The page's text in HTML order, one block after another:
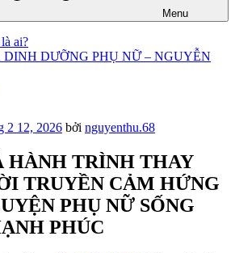
Menu
ai?
DINH DƯỠNG PHỤ NỮ – NGUYỄN
2 12, 2026 bởi nguyenthu.68
HÀNH TRÌNH THAY
TRUYỀN CẢM HỨNG
PHỤ NỮ SỐNG
PHÚC